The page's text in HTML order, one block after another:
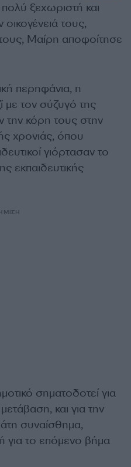
ξεχωριστή και
οικογένειά τους,
Μαίρη αποφοίτησε
περηφάνια, η
με τον σύζυγό της
την κόρη τους στην
χρονιάς, όπου
γιόρτασαν το
εκπαιδευτικής
σηματοδοτεί για
και για την
συναίσθημα,
για το επόμενο βήμα